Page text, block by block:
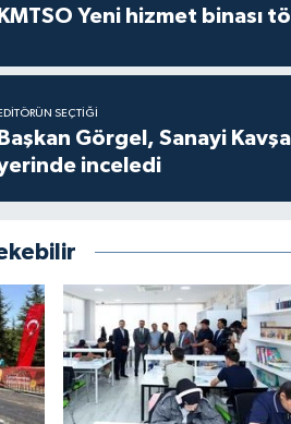
KMTSO Yeni hizmet binası
EDITÖRÜN SEÇTIĞI
Başkan Görgel, Sanayi
inceledi